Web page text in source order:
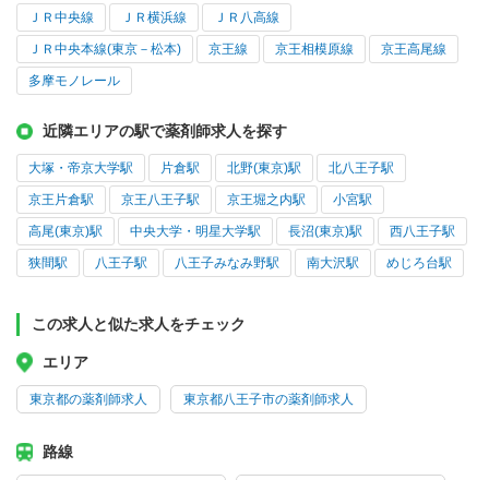
ＪＲ中央線 ＪＲ横浜線 ＪＲ八高線
ＪＲ中央本線(東京－松本) 京王線 京王相模原線 京王高尾線
多摩モノレール
近隣エリアの駅で薬剤師求人を探す
大塚・帝京大学駅 片倉駅 北野(東京)駅 北八王子駅
京王片倉駅 京王八王子駅 京王堀之内駅 小宮駅
高尾(東京)駅 中央大学・明星大学駅 長沼(東京)駅 西八王子駅
狭間駅 八王子駅 八王子みなみ野駅 南大沢駅 めじろ台駅
この求人と似た求人をチェック
エリア
東京都の薬剤師求人 東京都八王子市の薬剤師求人
路線